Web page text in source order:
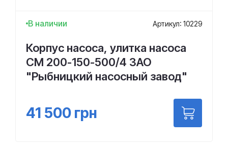
В наличии Артикул: 10229
Корпус насоса, улитка насоса
СМ 200-150-500/4 ЗАО
"Рыбницкий насосный завод"
41 500 грн